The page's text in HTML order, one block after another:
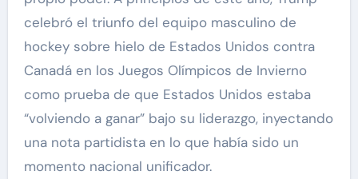
celebró el triunfo del equipo masculino de
hockey sobre hielo de Estados Unidos contra
Canadá en los Juegos Olímpicos de Invierno
como prueba de que Estados Unidos estaba
“volviendo a ganar” bajo su liderazgo, inyectando
una nota partidista en lo que había sido un
momento nacional unificador.